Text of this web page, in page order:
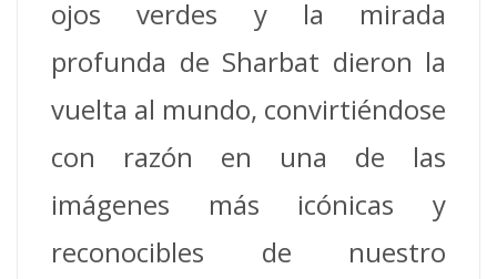
ojos verdes y la mirada
profunda de Sharbat dieron la
vuelta al mundo, convirtiéndose
con razón en una de las
imágenes más icónicas y
reconocibles de nuestro